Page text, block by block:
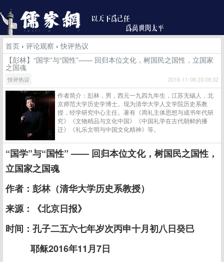
首页 › 评论观察 ›快评热议
【彭林】“国学”与“国性”—— 回归本位文化，树国民之国性，立国家
之国魂
快评热议 2016-11-08 23:08:32
作者简介：彭林，男，西元一九四九年生，江苏无锡人，北
京师范大学历史学博士。现为清华大学人文学院历史系教
授，经学研究中心主任。著有《周礼主体思想与成书年代研
究》《文物精品与文化中国》《中国礼学在古代朝鲜的播
迁》《礼乐文明与中国文化精神》等。
“国学”与“国性” —— 回归本位文化，树国民之国性，
立国家之国魂
作者：彭林（清华大学历史系教授）
来源：《北京日报》
时间：孔子二五六七年岁次丙申十月初八日癸巳
耶稣2016年11月7日